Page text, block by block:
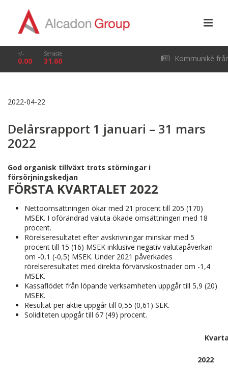
+/-
0.00
Senaste
31.60 Kommuniké
29 april 2026
2022-04-22
Delårsrapport 1 januari – 31 mars
2022
God organisk tillväxt trots störningar i
försörjningskedjan
FÖRSTA KVARTALET 2022
Nettoomsättningen ökar med 21 procent till 205 (170)
MSEK. I oförändrad valuta ökade omsättningen med 18
procent.
Rörelseresultatet efter avskrivningar minskar med 5
procent till 15 (16) MSEK inklusive negativ valutapåverkan
om -0,1 (-0,5) MSEK. Under 2021 påverkades
rörelseresultatet med direkta förvärvskostnader om -1,4
MSEK.
Kassaflödet från löpande verksamheten uppgår till 5,9 (20)
MSEK.
Resultat per aktie uppgår till 0,55 (0,61) SEK.
Soliditeten uppgår till 67 (49) procent.
2022